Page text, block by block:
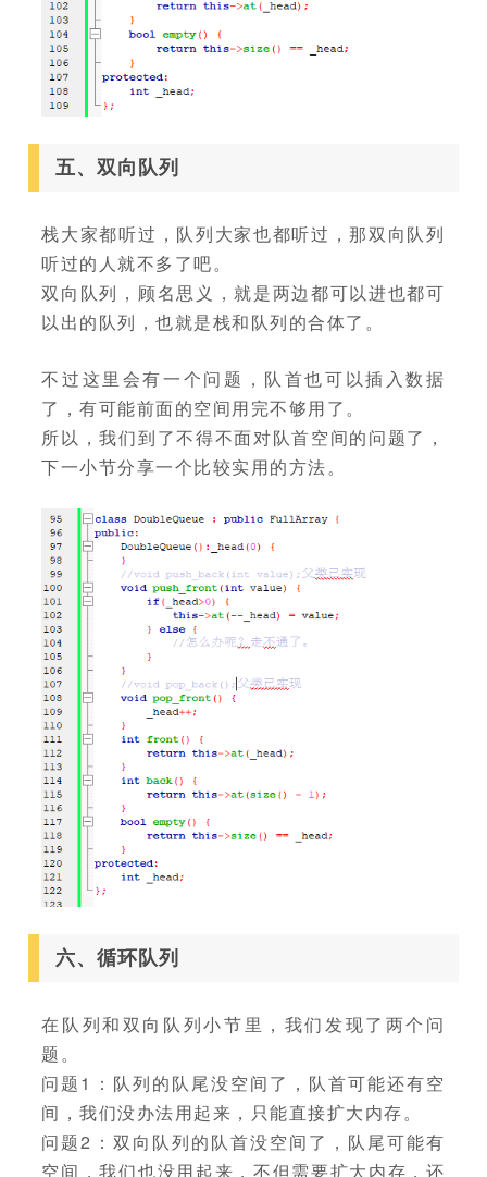
五、双向队列
栈大家都听过，队列大家也都听过，那双向队列
听过的人就不多了吧。
双向队列，顾名思义，就是两边都可以进也都可
以出的队列，也就是栈和队列的合体了。
不过这里会有一个问题，队首也可以插入数据
了，有可能前面的空间用完不够用了。
所以，我们到了不得不面对队首空间的问题了，
下一小节分享一个比较实用的方法。
六、循环队列
在队列和双向队列小节里，我们发现了两个问
题。
问题1：队列的队尾没空间了，队首可能还有空
间，我们没办法用起来，只能直接扩大内存。
问题2：双向队列的队首没空间了，队尾可能有
空间，我们也没用起来，不但需要扩大内存，还